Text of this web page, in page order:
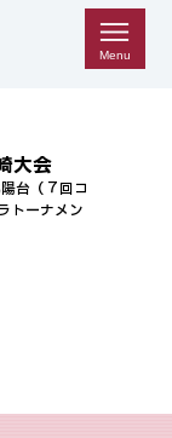
Menu
大会
台（７回コ
トーナメン